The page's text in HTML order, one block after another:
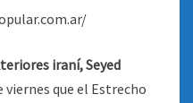
iraní, Seyed
viernes que el Estrecho